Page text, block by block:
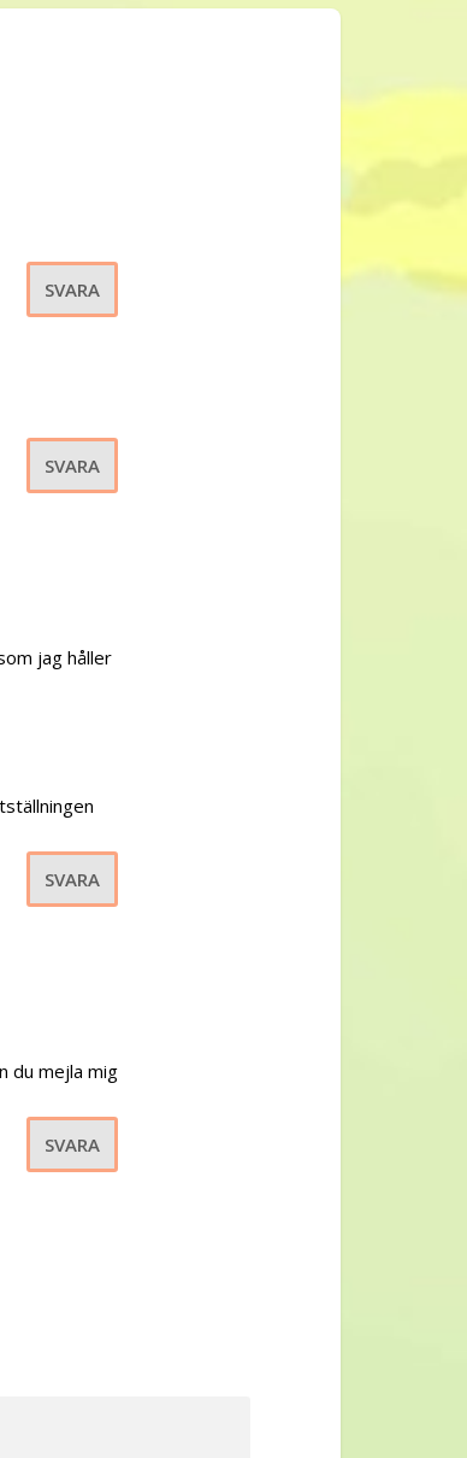
SVARA
SVARA
jag håller
SVARA
du mejla mig
SVARA